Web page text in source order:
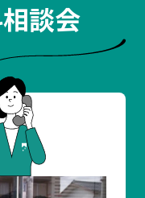
談会